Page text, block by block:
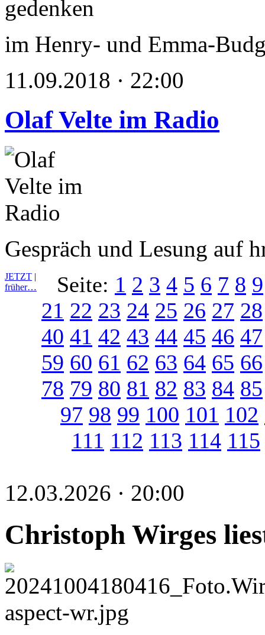
im Henry- und Emma-
11.09.2018 · 22:00
Olaf Velte im Radio
Gespräch und Lesung auf
JETZT |
früher…
Seite: 1 2 3 4 5 6 7 8 9
21 22 23 24 25 26 27 28
40 41 42 43 44 45 46 47
59 60 61 62 63 64 65 66
78 79 80 81 82 83 84 85
97 98 99 100 101 102
111 112 113 114 115
12.03.2026 · 20:00
Christoph Wirges